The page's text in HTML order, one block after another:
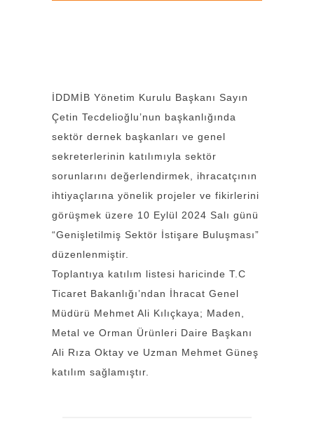
İDDMİB Yönetim Kurulu Başkanı Sayın
Çetin Tecdelioğlu’nun başkanlığında
sektör dernek başkanları ve genel
sekreterlerinin katılımıyla sektör
sorunlarını değerlendirmek, ihracatçının
ihtiyaçlarına yönelik projeler ve fikirlerini
görüşmek üzere 10 Eylül 2024 Salı günü
“Genişletilmiş Sektör İstişare Buluşması”
düzenlenmiştir.
Toplantıya katılım listesi haricinde T.C
Ticaret Bakanlığı’ndan İhracat Genel
Müdürü Mehmet Ali Kılıçkaya; Maden,
Metal ve Orman Ürünleri Daire Başkanı
Ali Rıza Oktay ve Uzman Mehmet Güneş
katılım sağlamıştır.